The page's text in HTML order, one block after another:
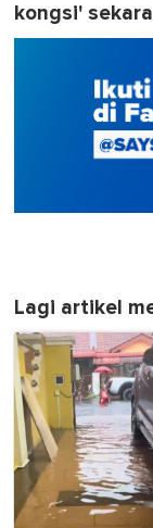
kongsi'
Lagi artikel